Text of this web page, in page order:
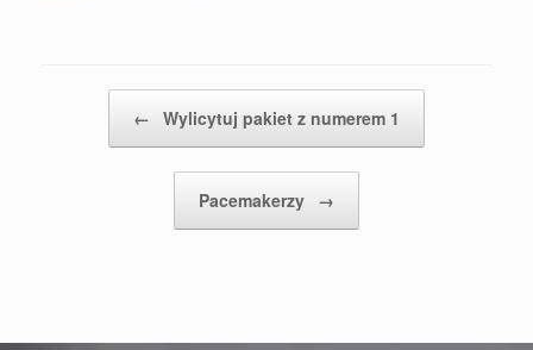
← Wylicytuj pakiet z numerem 1
Pacemakerzy →